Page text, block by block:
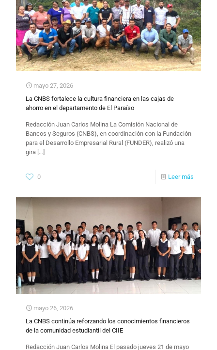
mayo 27, 2026
La CNBS fortalece la cultura financiera en las cajas de
ahorro en el departamento de El Paraíso
​Redacción Juan Carlos Molina La Comisión Nacional de
Bancos y Seguros (CNBS), en coordinación con la Fundación
para el Desarrollo Empresarial Rural (FUNDER), realizó una
gira […]
0 Leer más
mayo 26, 2026
La CNBS continúa reforzando los conocimientos financieros
de la comunidad estudiantil del CIIE
​Redacción Juan Carlos Molina El pasado jueves 21 de mayo